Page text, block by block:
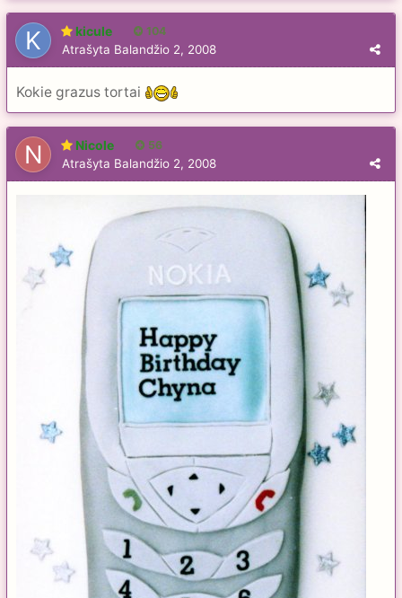
kicule 104
Atrašyta Balandžio 2, 2008
Kokie grazus tortai
Nicole 56
Atrašyta Balandžio 2, 2008